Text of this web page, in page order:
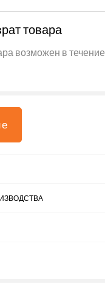
товара
возможен в течение